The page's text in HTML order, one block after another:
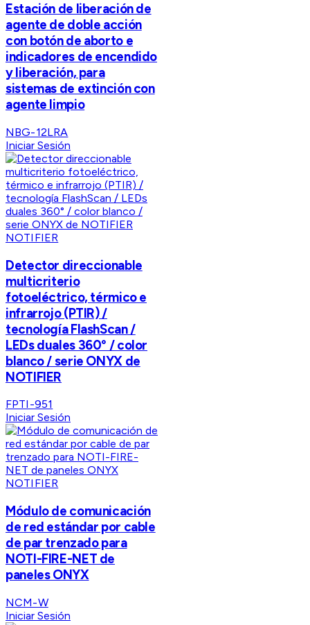
Estación de liberación de
agente de doble acción
con botón de aborto e
indicadores de encendido
y liberación, para
sistemas de extinción con
agente limpio
NBG-12LRA
Iniciar Sesión
NOTIFIER
Detector direccionable
multicriterio
fotoeléctrico, térmico e
infrarrojo (PTIR) /
tecnología FlashScan /
LEDs duales 360° / color
blanco / serie ONYX de
NOTIFIER
FPTI-951
Iniciar Sesión
NOTIFIER
Módulo de comunicación
de red estándar por cable
de par trenzado para
NOTI-FIRE-NET de
paneles ONYX
NCM-W
Iniciar Sesión